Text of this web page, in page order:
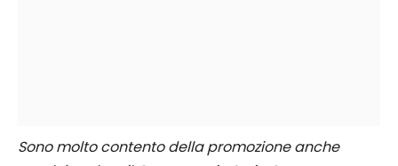
Sono molto contento della promozione anche